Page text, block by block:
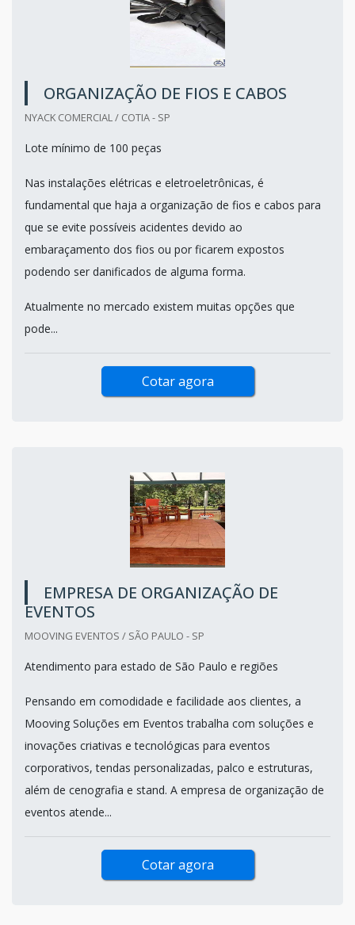
ORGANIZAÇÃO DE FIOS E CABOS
NYACK COMERCIAL / COTIA - SP
Lote mínimo de 100 peças
Nas instalações elétricas e eletroeletrônicas, é
fundamental que haja a organização de fios e cabos para
que se evite possíveis acidentes devido ao
embaraçamento dos fios ou por ficarem expostos
podendo ser danificados de alguma forma.
Atualmente no mercado existem muitas opções que
pode...
Cotar agora
EMPRESA DE ORGANIZAÇÃO DE
EVENTOS
MOOVING EVENTOS / SÃO PAULO - SP
Atendimento para estado de São Paulo e regiões
Pensando em comodidade e facilidade aos clientes, a
Mooving Soluções em Eventos trabalha com soluções e
inovações criativas e tecnológicas para eventos
corporativos, tendas personalizadas, palco e estruturas,
além de cenografia e stand. A empresa de organização de
eventos atende...
Cotar agora